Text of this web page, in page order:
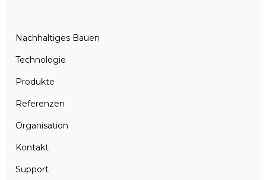
Nachhaltiges Bauen
Technologie
Produkte
Referenzen
Organisation
Kontakt
Support